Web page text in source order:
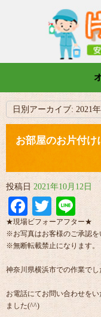
日別アーカイブ: 2021
お部屋のお片付け
投稿日 2021年10月12日
Facebook
★現場ビフォーアフター★
※お写真はお客様のご承認を
※無断転載禁止になります。
神奈川県横浜市での作業で
お電話にてお問い合わせを
ました(^^)